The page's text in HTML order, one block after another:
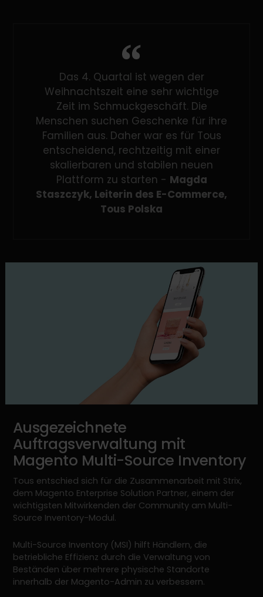
Das 4. Quartal ist wegen der
Weihnachtszeit eine sehr wichtige
Zeit im Schmuckgeschäft. Die
Menschen suchen Geschenke für ihre
Familien aus. Daher war es für Tous
entscheidend, rechtzeitig mit einer
skalierbaren und stabilen neuen
Plattform zu starten - Magda
Staszczyk, Leiterin des E-Commerce,
Tous Polska
Ausgezeichnete
Auftragsverwaltung mit
Magento Multi-Source Inventory
Tous entschied sich für die Zusammenarbeit mit Strix,
dem Magento Enterprise Solution Partner, einem der
wichtigsten Mitwirkenden der Community am Multi-
Source Inventory-Modul.
Multi-Source Inventory (MSI) hilft Händlern, die
betriebliche Effizienz durch die Verwaltung von
Beständen über mehrere physische Standorte
innerhalb der Magento-Admin zu verbessern.